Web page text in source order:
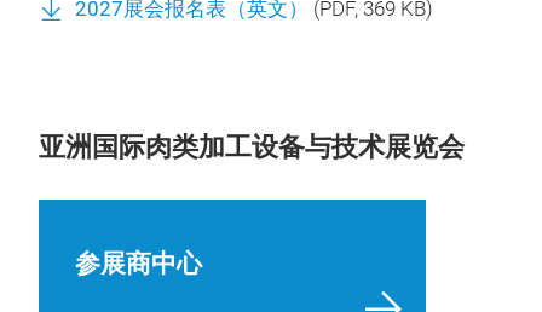
2027展会报名表（英文） (PDF, 369 KB)
亚洲国际肉类加工设备与技术展览会
参展商中心